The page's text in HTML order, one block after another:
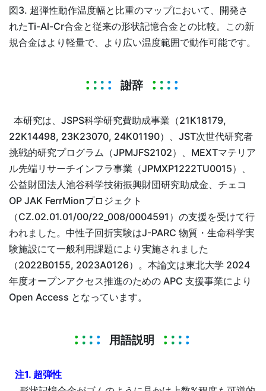
図3. 超弾性動作温度幅と比重のマップにおいて、開発さ
れたTi-Al-Cr合金と従来の形状記憶合金との比較。この新
規合金はより軽量で、より広い温度範囲で動作可能です。
謝辞
本研究は、JSPS科学研究費助成事業（21K18179,
22K14498, 23K23070, 24K01190）、JST次世代研究者
挑戦的研究プログラム（JPMJFS2102）、MEXTマテリア
ル先端リサーチインフラ事業（JPMXP1222TU0015）、
公益財団法人池谷科学技術振興財団研究助成金、チェコ
OP JAK FerrMionプロジェクト
（CZ.02.01.01/00/22_008/0004591）の支援を受けて行
われました。中性子回折実験はJ-PARC 物質・生命科学実
験施設にて一般利用課題により実施されました
（2022B0155, 2023A0126）。本論文は東北大学 2024
年度オープンアクセス推進のための APC 支援事業により
Open Access となっています。
用語説明
注1. 超弾性